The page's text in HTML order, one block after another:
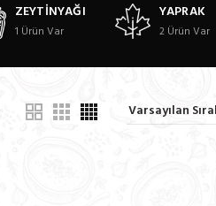
ZEYTINYAĞI
1 Ürün Var
YAPRAK
2 Ürün Var